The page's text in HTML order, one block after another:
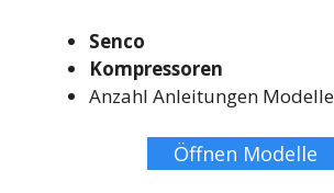
Senco
Kompressoren
Anzahl Anleitungen Modelle
Öffnen Modelle